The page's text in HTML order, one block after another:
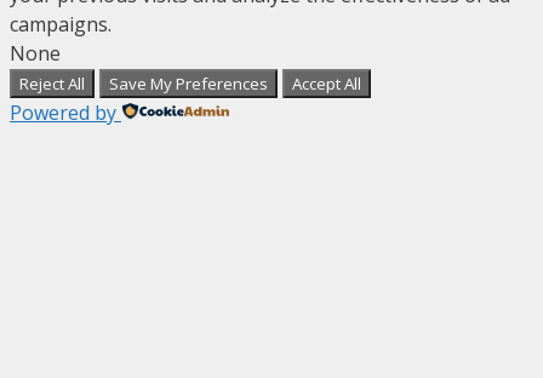
campaigns.
None
Reject All Save My Preferences Accept All
Powered by